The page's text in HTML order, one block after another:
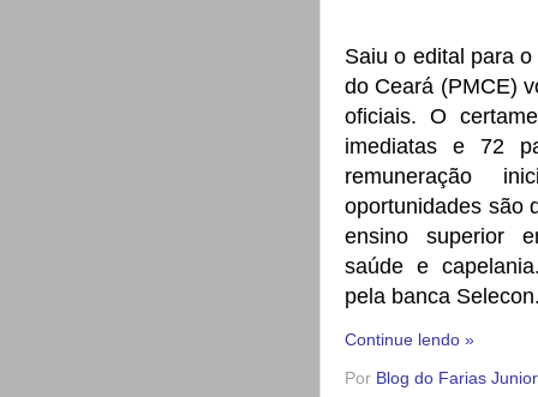
Saiu o edital para
do Ceará (PMCE)
oficiais. O
imediatas e 72
remuneração
oportunidades são
ensino superior
saúde e
pela banca Selecon
Continue lendo »
Por Blog do Farias Junior